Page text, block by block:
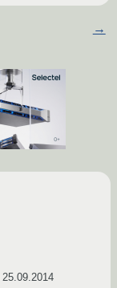
→
25.09.2014